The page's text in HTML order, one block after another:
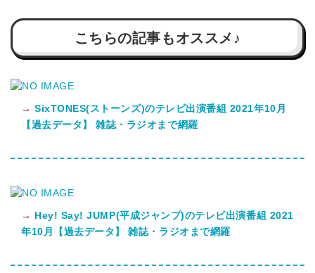
こちらの記事もオススメ♪
→ SixTONES(ストーンズ)のテレビ出演番組 2021年10月
【過去データ】 雑誌・ラジオまで網羅
→ Hey! Say! JUMP(平成ジャンプ)のテレビ出演番組 2021
年10月【過去データ】 雑誌・ラジオまで網羅